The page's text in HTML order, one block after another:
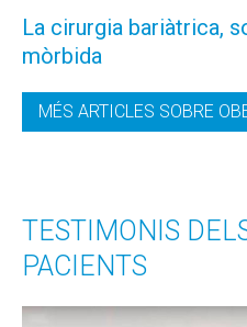
La cirurgia bariàtrica,
mòrbida
MÉS ARTICLES SOBRE
TESTIMONIS
PACIENTS